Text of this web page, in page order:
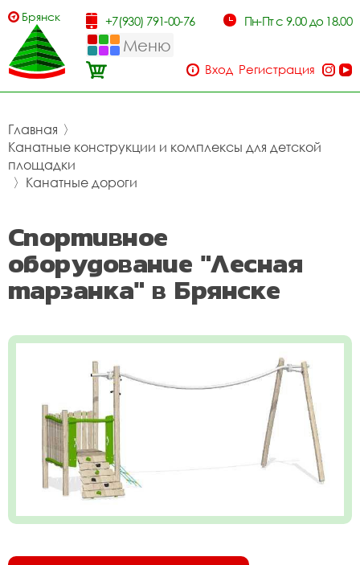
Брянск +7(930) 791-00-76 Пн-Пт с 9.00 до 18.00
Меню
Вход Регистрация
Главная 〉
Канатные конструкции и комплексы для детской
площадки
〉 Канатные дороги
Спортивное
оборудование "Лесная
тарзанка" в Брянске